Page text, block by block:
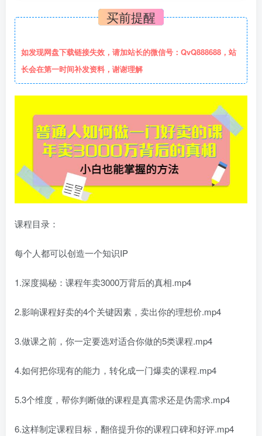
买前提醒
如发现网盘下载链接失效，请加站长的微信号：QvQ888688，站
长会在第一时间补发资料，谢谢理解
课程目录：
每个人都可以创造一个知识IP
1.深度揭秘：课程年卖3000万背后的真相.mp4
2.影响课程好卖的4个关键因素，卖出你的理想价.mp4
3.做课之前，你一定要选对适合你做的5类课程.mp4
4.如何把你现有的能力，转化成一门爆卖的课程.mp4
5.3个维度，帮你判断做的课程是真需求还是伪需求.mp4
6.这样制定课程目标，翻倍提升你的课程口碑和好评.mp4